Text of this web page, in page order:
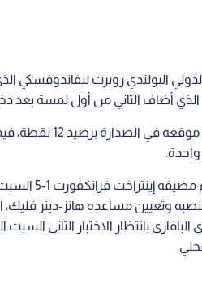
أضاف الثاني من أول لمسة بعد
وهو الفوز الرابع
واحدة.
وعوض بايرن
وتعيين مساعده هانز-ديتر
البافاري بانتظار الاختبار الثاني